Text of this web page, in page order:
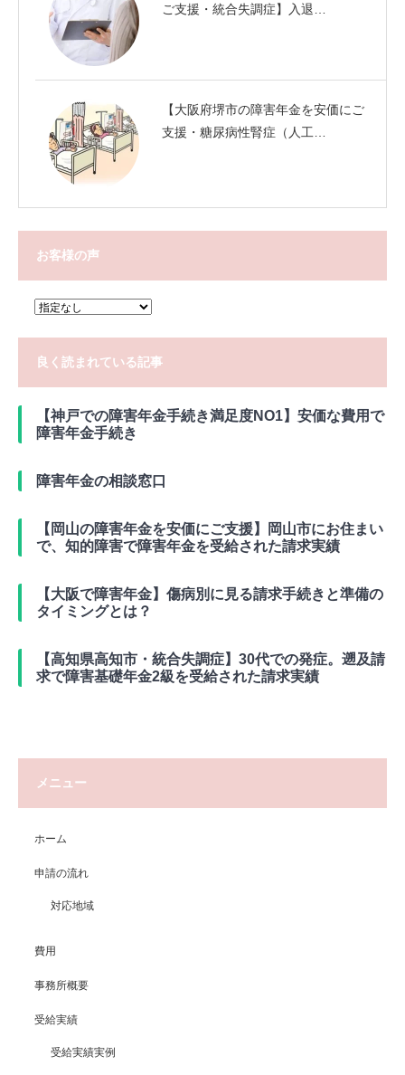
ご支援・統合失調症】入退…
【大阪府堺市の障害年金を安価にご
支援・糖尿病性腎症（人工…
お客様の声
良く読まれている記事
【神戸での障害年金手続き満足度NO1】安価な費用で
障害年金手続き
障害年金の相談窓口
【岡山の障害年金を安価にご支援】岡山市にお住まい
で、知的障害で障害年金を受給された請求実績
【大阪で障害年金】傷病別に見る請求手続きと準備の
タイミングとは？
【高知県高知市・統合失調症】30代での発症。遡及請
求で障害基礎年金2級を受給された請求実績
メニュー
ホーム
申請の流れ
対応地域
費用
事務所概要
受給実績
受給実績実例